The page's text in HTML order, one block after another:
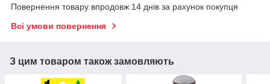
Повернення товару впродовж 14 днів за рахунок покупця
Всі умови повернення
З цим товаром також замовляють